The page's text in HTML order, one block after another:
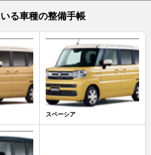
る車種の整備手帳
スペーシア